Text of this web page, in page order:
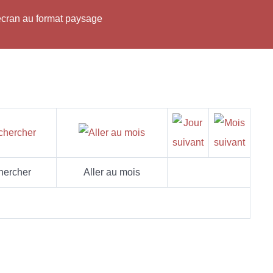
au format paysage
Aller au mois